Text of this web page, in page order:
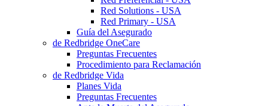
Red Solutions - USA
Red Primary - USA
Guía del Asegurado
de Redbridge OneCare
Preguntas Frecuentes
Procedimiento para Reclamación
de Redbridge Vida
Planes Vida
Preguntas Frecuentes